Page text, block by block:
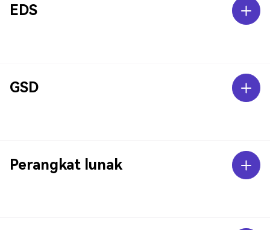
EDS
GSD
Perangkat lunak